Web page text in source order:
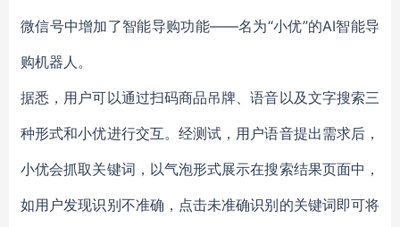
微信号中增加了智能导购功能——名为“小优”的AI智能导
购机器人。
据悉，用户可以通过扫码商品吊牌、语音以及文字搜索三
种形式和小优进行交互。经测试，用户语音提出需求后，
小优会抓取关键词，以气泡形式展示在搜索结果页面中，
如用户发现识别不准确，点击未准确识别的关键词即可将